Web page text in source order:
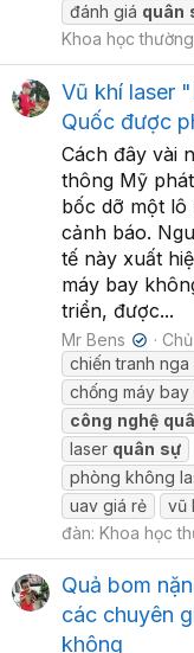
đánh giá quân
Khoa học
Vũ khí laser
Quốc được
Cách đây vài
thông Mỹ
bốc dỡ một lô
cảnh báo.
tế này xuất
máy bay
triển, được...
Mr Bens ✔
chiến tranh nga
chống máy
công nghệ
laser quân sự
phòng không
uav giá rẻ
vũ
đàn: Khoa học
Quả bom
các chuyên
không